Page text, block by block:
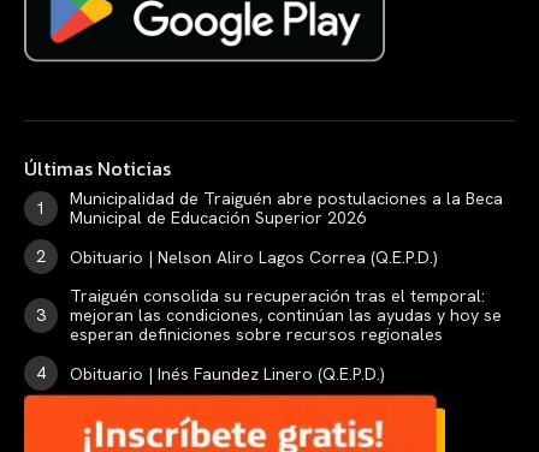
Últimas Noticias
Municipalidad de Traiguén abre postulaciones a la Beca
Municipal de Educación Superior 2026
Obituario | Nelson Aliro Lagos Correa (Q.E.P.D.)
Traiguén consolida su recuperación tras el temporal:
mejoran las condiciones, continúan las ayudas y hoy se
esperan definiciones sobre recursos regionales
Obituario | Inés Faundez Linero (Q.E.P.D.)